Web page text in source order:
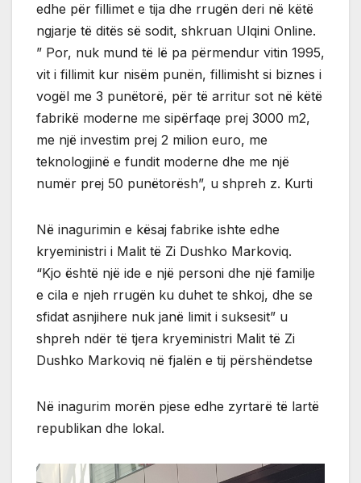
edhe për fillimet e tija dhe rrugën deri në këtë
ngjarje të ditës së sodit, shkruan Ulqini Online.
” Por, nuk mund të lë pa përmendur vitin 1995,
vit i fillimit kur nisëm punën, fillimisht si biznes i
vogël me 3 punëtorë, për të arritur sot në këtë
fabrikë moderne me sipërfaqe prej 3000 m2,
me një investim prej 2 milion euro, me
teknologjinë e fundit moderne dhe me një
numër prej 50 punëtorësh”, u shpreh z. Kurti
Në inagurimin e kësaj fabrike ishte edhe
kryeministri i Malit të Zi Dushko Markoviq.
“Kjo është një ide e një personi dhe një familje
e cila e njeh rrugën ku duhet te shkoj, dhe se
sfidat asnjihere nuk janë limit i suksesit” u
shpreh ndër të tjera kryeministri Malit të Zi
Dushko Markoviq në fjalën e tij përshëndetse
Në inagurim morën pjese edhe zyrtarë të lartë
republikan dhe lokal.